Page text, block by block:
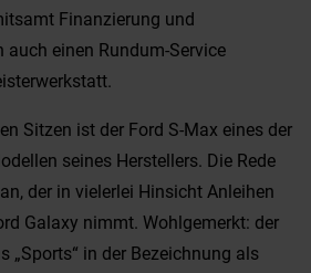
Finanzierung und
auch einen Rundum-Service
Sitzen ist der Ford S-Max eines der
seines Herstellers. Die Rede
der in vielerlei Hinsicht Anleihen
Galaxy nimmt. Wohlgemerkt: der
„Sports“ in der Bezeichnung als